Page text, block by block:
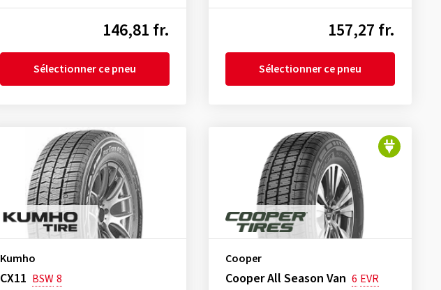
146,81 fr.
Sélectionner ce pneu
157,27 fr.
Sélectionner ce pneu
Kumho
CX11 BSW8
Cooper
Cooper All Season Van 6 EVR